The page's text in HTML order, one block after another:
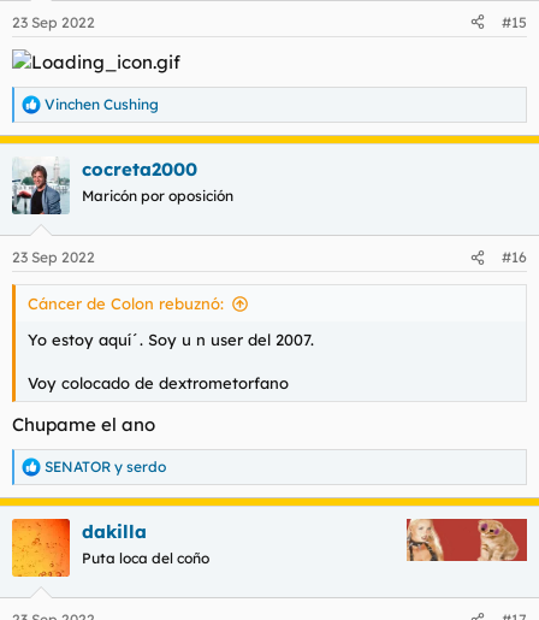
23 Sep 2022 #15
R
e
a
c
c
i
e
s
Vinchen Cushing
cocreta2000
Maricón por oposición
23 Sep 2022 #16
Cáncer de Colon rebuznó:
Yo estoy aquí´. Soy u n user del 2007.
Voy colocado de dextrometorfano
Chupame el ano
R
e
a
c
c
i
SENATOR y serdo
dakilla
Puta loca del coño